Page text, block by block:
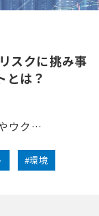
スクに挑み事
とは？
ウク…
#環境